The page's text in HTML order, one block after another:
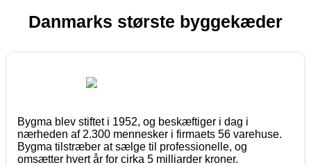
Danmarks største byggekæder
Bygma blev stiftet i 1952, og beskæftiger i dag i
nærheden af 2.300 mennesker i firmaets 56 varehuse.
Bygma tilstræber at sælge til professionelle, og
omsætter hvert år for cirka 5 milliarder kroner.